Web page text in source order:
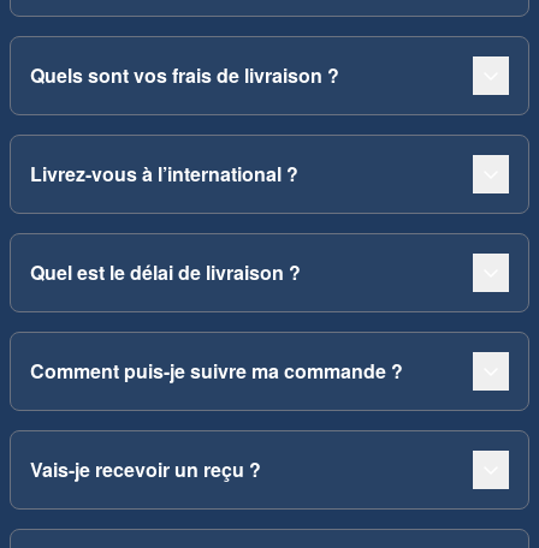
Quels sont vos frais de livraison ?
Livrez-vous à l’international ?
Quel est le délai de livraison ?
Comment puis-je suivre ma commande ?
Vais-je recevoir un reçu ?